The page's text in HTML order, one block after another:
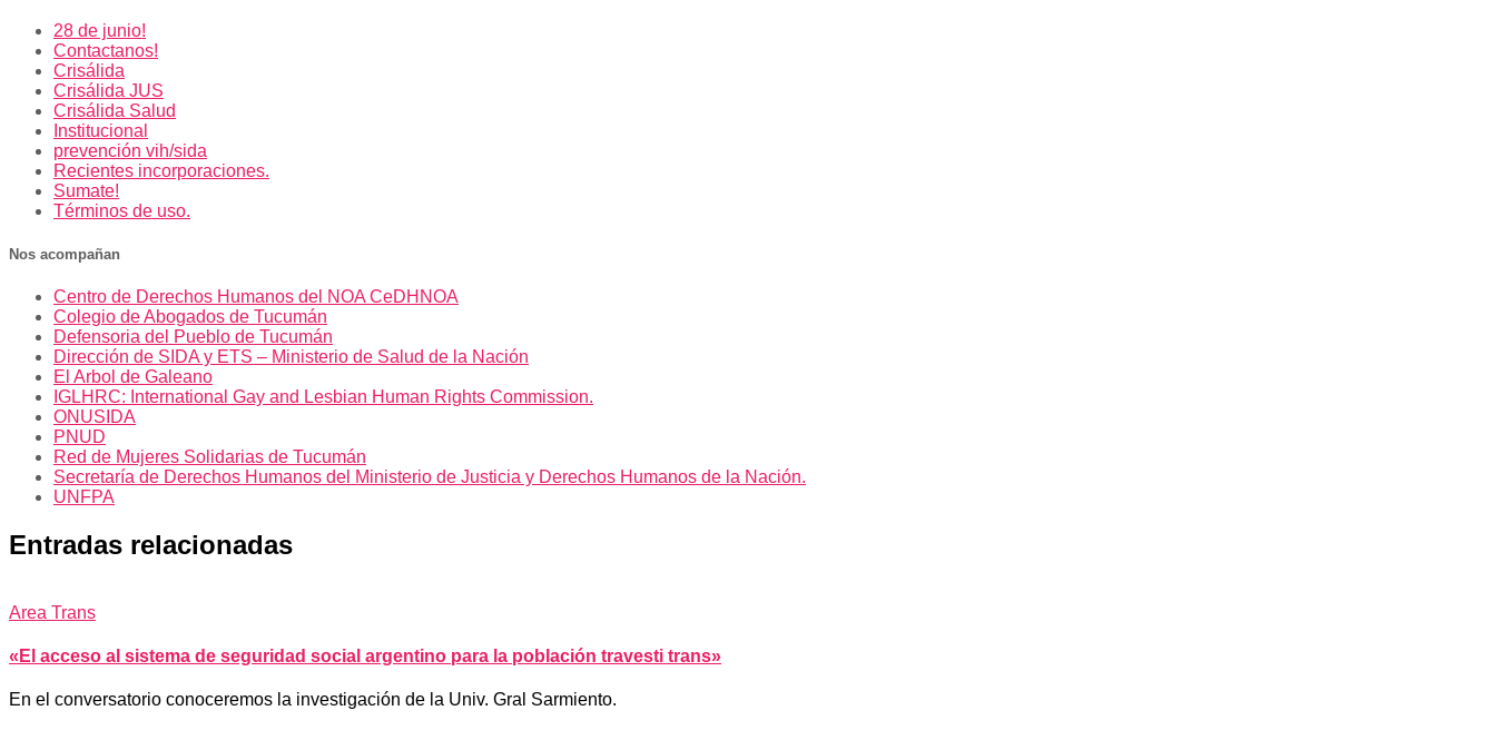
28 de junio!
Contactanos!
Crisálida
Crisálida JUS
Crisálida Salud
Institucional
prevención vih/sida
Recientes incorporaciones.
Sumate!
Términos de uso.
Nos acompañan
Centro de Derechos Humanos del NOA CeDHNOA
Colegio de Abogados de Tucumán
Defensoria del Pueblo de Tucumán
Dirección de SIDA y ETS – Ministerio de Salud de la Nación
El Arbol de Galeano
IGLHRC: International Gay and Lesbian Human Rights Commission.
ONUSIDA
PNUD
Red de Mujeres Solidarias de Tucumán
Secretaría de Derechos Humanos del Ministerio de Justicia y Derechos Humanos de la Nación.
UNFPA
Entradas relacionadas
Area Trans
«El acceso al sistema de seguridad social argentino para la población travesti trans»
En el conversatorio conoceremos la investigación de la Univ. Gral Sarmiento.